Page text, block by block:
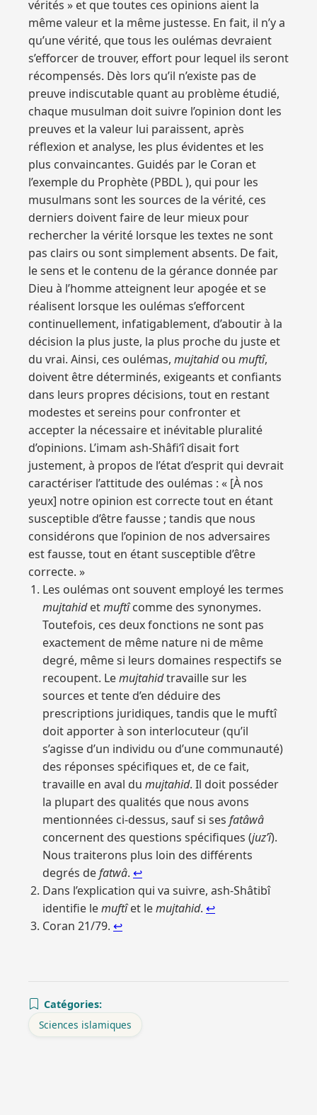
vérités » et que toutes ces opinions aient la
même valeur et la même justesse. En fait, il n’y a
qu’une vérité, que tous les oulémas devraient
s’efforcer de trouver, effort pour lequel ils seront
récompensés. Dès lors qu’il n’existe pas de
preuve indiscutable quant au problème étudié,
chaque musulman doit suivre l’opinion dont les
preuves et la valeur lui paraissent, après
réflexion et analyse, les plus évidentes et les
plus convaincantes. Guidés par le Coran et
l’exemple du Prophète (PBDL ), qui pour les
musulmans sont les sources de la vérité, ces
derniers doivent faire de leur mieux pour
rechercher la vérité lorsque les textes ne sont
pas clairs ou sont simplement absents. De fait,
le sens et le contenu de la gérance donnée par
Dieu à l’homme atteignent leur apogée et se
réalisent lorsque les oulémas s’efforcent
continuellement, infatigablement, d’aboutir à la
décision la plus juste, la plus proche du juste et
du vrai. Ainsi, ces oulémas, mujtahidou muftî,
doivent être déterminés, exigeants et confiants
dans leurs propres décisions, tout en restant
modestes et sereins pour confronter et
accepter la nécessaire et inévitable pluralité
d’opinions. L’imam ash-Shâfi‘î disait fort
justement, à propos de l’état d’esprit qui devrait
caractériser l’attitude des oulémas : « [À nos
yeux] notre opinion est correcte tout en étant
susceptible d’être fausse ; tandis que nous
considérons que l’opinion de nos adversaires
est fausse, tout en étant susceptible d’être
correcte. »
Les oulémas ont souvent employé les termes
mujtahidetmuftîcomme des synonymes.
Toutefois, ces deux fonctions ne sont pas
exactement de même nature ni de même
degré, même si leurs domaines respectifs se
recoupent. Lemujtahidtravaille sur les
sources et tente d’en déduire des
prescriptions juridiques, tandis que le muftî
doit apporter à son interlocuteur (qu’il
s’agisse d’un individu ou d’une communauté)
des réponses spécifiques et, de ce fait,
travaille en aval du mujtahid. Il doit posséder
la plupart des qualités que nous avons
mentionnées ci-dessus, sauf si ses fatâwâ
concernent des questions spécifiques (juz’î).
Nous traiterons plus loin des différents
degrés defatwâ. ↩︎
Dans l’explication qui va suivre, ash-Shâtibî
identifie lemuftîet lemujtahid. ↩︎
Coran 21/79. ↩︎
Catégories:
Sciences islamiques